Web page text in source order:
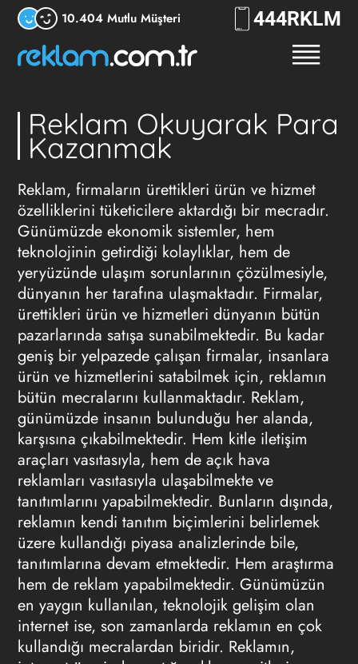
10.404 Mutlu Müşteri 444RKLM
Reklam Okuyarak Para
Kazanmak
Reklam, firmaların ürettikleri ürün ve hizmet
özelliklerini tüketicilere aktardığı bir mecradır.
Günümüzde ekonomik sistemler, hem
teknolojinin getirdiği kolaylıklar, hem de
yeryüzünde ulaşım sorunlarının çözülmesiyle,
dünyanın her tarafına ulaşmaktadır. Firmalar,
ürettikleri ürün ve hizmetleri dünyanın bütün
pazarlarında satışa sunabilmektedir. Bu kadar
geniş bir yelpazede çalışan firmalar, insanlara
ürün ve hizmetlerini satabilmek için, reklamın
bütün mecralarını kullanmaktadır. Reklam,
günümüzde insanın bulunduğu her alanda,
karşısına çıkabilmektedir. Hem kitle iletişim
araçları vasıtasıyla, hem de açık hava
reklamları vasıtasıyla ulaşabilmekte ve
tanıtımlarını yapabilmektedir. Bunların dışında,
reklamın kendi tanıtım biçimlerini belirlemek
üzere kullandığı piyasa analizlerinde bile,
tanıtımlarına devam etmektedir. Hem araştırma
hem de reklam yapabilmektedir. Günümüzün
en yaygın kullanılan, teknolojik gelişim olan
internet ise, son zamanlarda reklamın en çok
kullandığı mecralardan biridir. Reklamın,